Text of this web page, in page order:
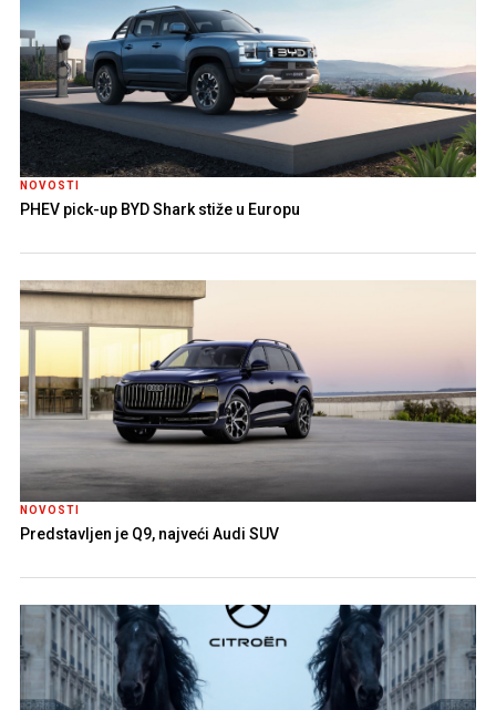
NOVOSTI
PHEV pick-up BYD Shark stiže u Europu
NOVOSTI
Predstavljen je Q9, najveći Audi SUV